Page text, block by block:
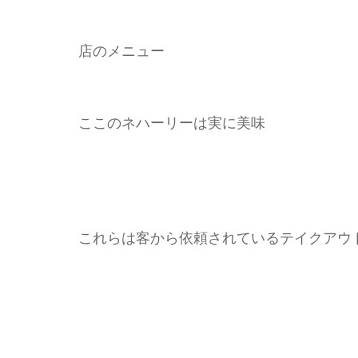
店のメニュー
ここのネハーリーは実に美味
これらは客から依頼されているテイクアウ